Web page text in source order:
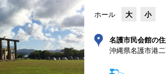
ホール 大 小
名護市民会館の
沖縄県名護市港